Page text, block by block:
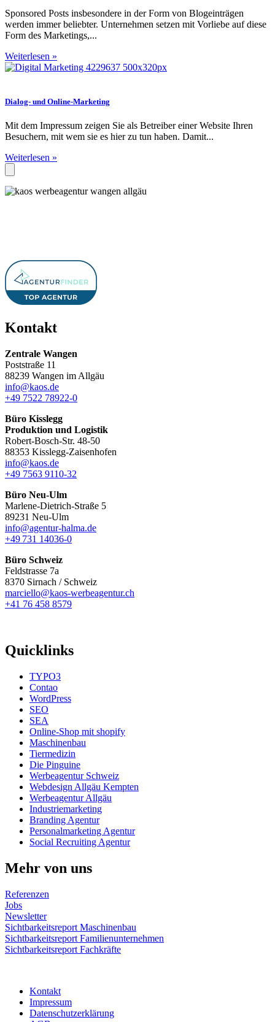
Sponsored Posts insbesondere in der Form von Blogeinträgen
werden immer beliebter. Unternehmen setzen mit Vorliebe auf diese
Form des Marketings,...
Weiterlesen »
Dialog- und Online-Marketing
Mit dem Impressum zeigen Sie als Betreiber einer Website Ihren
Besuchern, mit wem sie es hier zu tun haben. Damit...
Weiterlesen »
Kontakt
Zentrale Wangen
Poststraße 11
88239 Wangen im Allgäu
info@kaos.de
+49 7522 78922-0
Büro Kisslegg
Produktion und Logistik
Robert-Bosch-Str. 48-50
88353 Kisslegg-Zaisenhofen
info@kaos.de
+49 7563 9110-32
Büro Neu-Ulm
Marlene-Dietrich-Straße 5
89231 Neu-Ulm
info@agentur-halma.de
+49 731 14036-0
Büro Schweiz
Feldstrasse 7a
8370 Sirnach / Schweiz
marciello@kaos-werbeagentur.ch
+41 76 458 8579
Quicklinks
TYPO3
Contao
WordPress
SEO
SEA
Online-Shop mit shopify
Maschinenbau
Tiermedizin
Die Pinguine
Werbeagentur Schweiz
Webdesign Allgäu Kempten
Werbeagentur Allgäu
Industriemarketing
Branding Agentur
Personalmarketing Agentur
Social Recruiting Agentur
Mehr von uns
Referenzen
Jobs
Newsletter
Sichtbarkeitsreport Maschinenbau
Sichtbarkeitsreport Familienunternehmen
Sichtbarkeitsreport Fachkräfte
Kontakt
Impressum
Datenschutzerklärung